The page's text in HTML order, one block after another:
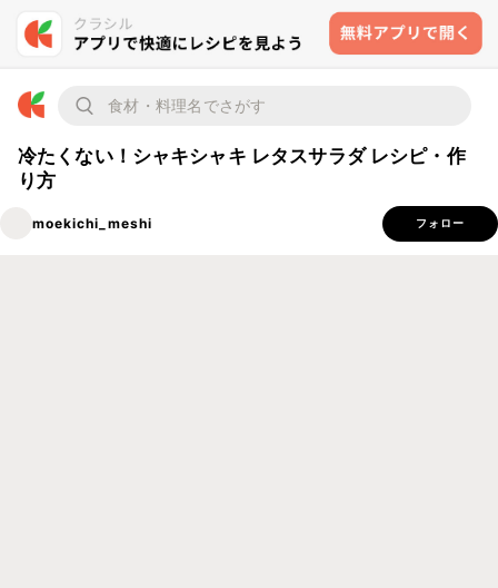
冷たくない！シャキシャキ レタスサラダ レシピ・作
り方
moekichi_meshi フォロー